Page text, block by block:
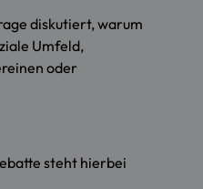
diskutiert, warum
Umfeld,
oder
steht hierbei